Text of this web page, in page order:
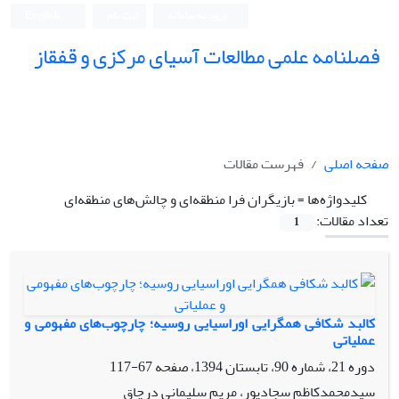
فصلنامه علمی مطالعات آسیای مرکزی و قفقاز
صفحه اصلی
فهرست مقالات
کلیدواژه‌ها =بازیگران فرا منطقه‌ای و چالش‌های منطقه‌ای
تعداد مقالات:
1
کالبد شکافی همگرایی اوراسیایی روسیه؛ چارچوب‌های مفهومی و
عملیاتی
دوره 21، شماره 90، تابستان 1394، صفحه
67-117
سیدمحمدکاظم سجادپور، مریم سلیمانی درچاق